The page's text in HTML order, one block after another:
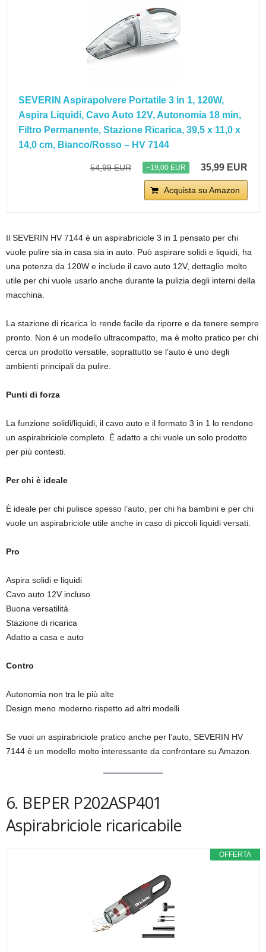
SEVERIN Aspirapolvere Portatile 3 in 1, 120W,
Aspira Liquidi, Cavo Auto 12V, Autonomia 18 min,
Filtro Permanente, Stazione Ricarica, 39,5 x 11,0 x
14,0 cm, Bianco/Rosso – HV 7144
54,99 EUR −19,00 EUR 35,99 EUR
Acquista su Amazon
Il SEVERIN HV 7144 è un aspirabriciole 3 in 1 pensato per chi
vuole pulire sia in casa sia in auto. Può aspirare solidi e liquidi, ha
una potenza da 120W e include il cavo auto 12V, dettaglio molto
utile per chi vuole usarlo anche durante la pulizia degli interni della
macchina.
La stazione di ricarica lo rende facile da riporre e da tenere sempre
pronto. Non è un modello ultracompatto, ma è molto pratico per chi
cerca un prodotto versatile, soprattutto se l’auto è uno degli
ambienti principali da pulire.
Punti di forza
La funzione solidi/liquidi, il cavo auto e il formato 3 in 1 lo rendono
un aspirabriciole completo. È adatto a chi vuole un solo prodotto
per più contesti.
Per chi è ideale
È ideale per chi pulisce spesso l’auto, per chi ha bambini e per chi
vuole un aspirabriciole utile anche in caso di piccoli liquidi versati.
Pro
Aspira solidi e liquidi
Cavo auto 12V incluso
Buona versatilità
Stazione di ricarica
Adatto a casa e auto
Contro
Autonomia non tra le più alte
Design meno moderno rispetto ad altri modelli
Se vuoi un aspirabriciole pratico anche per l’auto, SEVERIN HV
7144 è un modello molto interessante da confrontare su Amazon.
6. BEPER P202ASP401
Aspirabriciole ricaricabile
OFFERTA